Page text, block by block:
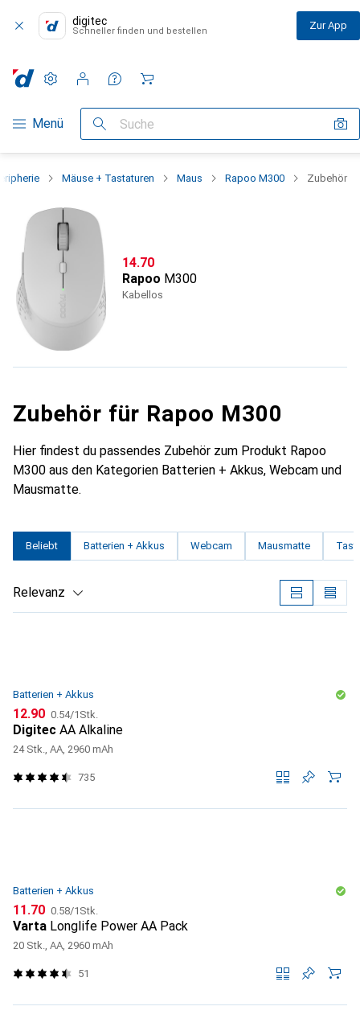
digitec
Schneller finden und bestellen Zur App
Navigation nach Kategorien
Menü Suche
Einstellungen
Kundenkonto
Vergleichslisten
Merklisten
Warenkorb
Mäuse + Tastaturen Maus Rapoo M300 Zubehör
CHF
14.70
Rapoo M300
Kabellos
Zubehör für Rapoo M300
Hier findest du passendes Zubehör zum Produkt Rapoo
M300 aus den Kategorien Batterien + Akkus, Webcam und
Mausmatte.
Beliebt Batterien + Akkus Webcam Mausmatte
Relevanz
Batterien + Akkus
CHF
12.90 CHF
0.54/1Stk.
Digitec AA Alkaline
24 Stk., AA, 2960 mAh
735
Batterien + Akkus
CHF
11.70 CHF
0.58/1Stk.
Varta Longlife Power AA Pack
20 Stk., AA, 2960 mAh
51